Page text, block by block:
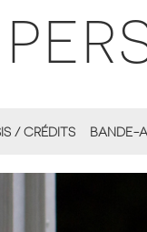
/ CRÉDITS BANDE-